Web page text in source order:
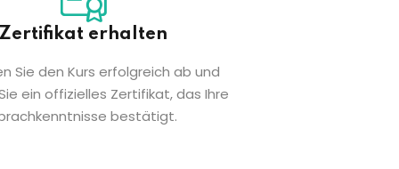
Zertifikat erhalten
Sie den Kurs erfolgreich ab und
ein offizielles Zertifikat, das Ihre
bestätigt.